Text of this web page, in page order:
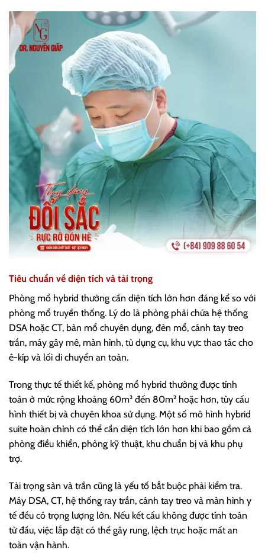
Tiêu chuẩn về diện tích và tải trọng
Phòng mổ hybrid thường cần diện tích lớn hơn đáng kể so với
phòng mổ truyền thống. Lý do là phòng phải chứa hệ thống
DSA hoặc CT, bàn mổ chuyên dụng, đèn mổ, cánh tay treo
trần, máy gây mê, màn hình, tủ dụng cụ, khu vực thao tác cho
ê-kíp và lối di chuyển an toàn.
Trong thực tế thiết kế, phòng mổ hybrid thường được tính
toán ở mức rộng khoảng 60m² đến 80m² hoặc hơn, tùy cấu
hình thiết bị và chuyên khoa sử dụng. Một số mô hình hybrid
suite hoàn chỉnh có thể cần diện tích lớn hơn khi bao gồm cả
phòng điều khiển, phòng kỹ thuật, khu chuẩn bị và khu phụ
trợ.
Tải trọng sàn và trần cũng là yếu tố bắt buộc phải kiểm tra.
Máy DSA, CT, hệ thống ray trần, cánh tay treo và màn hình y
tế đều có trọng lượng lớn. Nếu kết cấu không được tính toán
từ đầu, việc lắp đặt có thể gây rung, lệch trục hoặc mất an
toàn vận hành.